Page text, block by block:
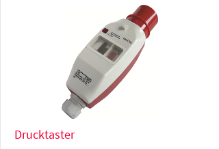
Drucktaster